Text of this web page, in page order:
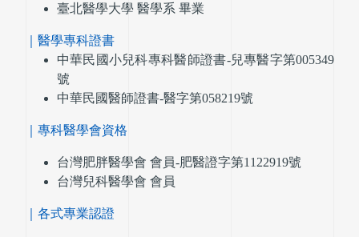
臺北醫學大學 醫學系 畢業
｜醫學專科證書
中華民國小兒科專科醫師證書-兒專醫字第005349
號
中華民國醫師證書-醫字第058219號
｜專科醫學會資格
台灣肥胖醫學會 會員-肥醫證字第1122919號
台灣兒科醫學會 會員
｜各式專業認證